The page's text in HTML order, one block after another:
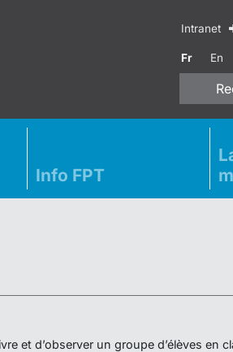
Intranet
Fr En
Info FPT
et d’observer un groupe d’élèves en